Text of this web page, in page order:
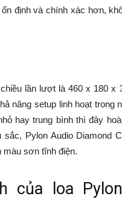
định và chính xác hơn,
lần lượt là 460 x 180 x
năng setup linh hoạt trong
hay trung bình thì đây
Pylon Audio Diamond
màu sơn tĩnh điện.
của loa